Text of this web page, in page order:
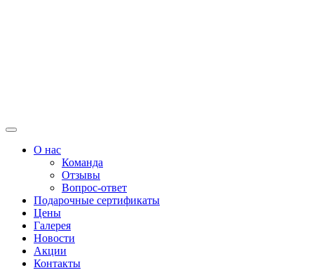
О нас
Команда
Отзывы
Вопрос-ответ
Подарочные сертификаты
Цены
Галерея
Новости
Акции
Контакты